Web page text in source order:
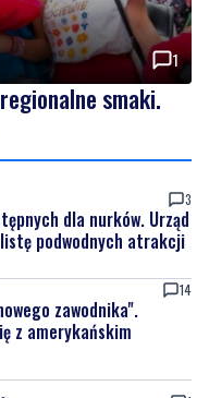
smaki.
dla nurków. Urząd
podwodnych atrakcji
14
zawodnika".
z amerykańskim
i regionalne
Kociewia